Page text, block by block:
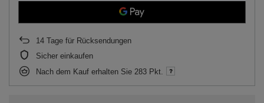
14 Tage für Rücksendungen
Sicher einkaufen
Nach dem Kauf erhalten Sie 283 Pkt.